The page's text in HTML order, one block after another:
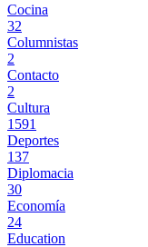
Cocina
32
Columnistas
2
Contacto
2
Cultura
1591
Deportes
137
Diplomacia
30
Economía
24
Education